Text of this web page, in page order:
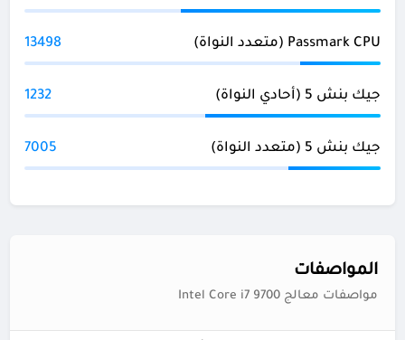
Passmark CPU (متعدد النواة) 13498
جيك بنش 5 (أحادي النواة) 1232
جيك بنش 5 (متعدد النواة) 7005
المواصفات
مواصفات معالج Intel Core i7 9700